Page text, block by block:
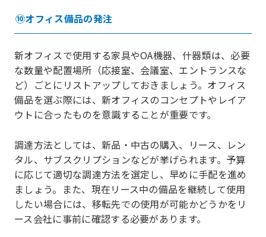
⑩オフィス備品の発注
新オフィスで使用する家具やOA機器、什器類は、必要
な数量や配置場所（応接室、会議室、エントランスな
ど）ごとにリストアップしておきましょう。オフィス
備品を選ぶ際には、新オフィスのコンセプトやレイア
ウトに合ったものを意識することが重要です。
調達方法としては、新品・中古の購入、リース、レン
タル、サブスクリプションなどが挙げられます。予算
に応じて適切な調達方法を選定し、早めに手配を進め
ましょう。また、現在リース中の備品を継続して使用
したい場合には、移転先での使用が可能かどうかをリ
ース会社に事前に確認する必要があります。